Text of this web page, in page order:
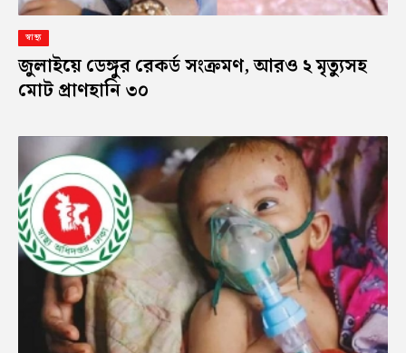
স্বাস্থ্য
জুলাইয়ে ডেঙ্গুর রেকর্ড সংক্রমণ, আরও ২ মৃত্যুসহ
মোট প্রাণহানি ৩০